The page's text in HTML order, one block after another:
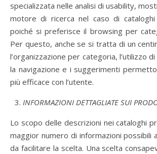
specializzata nelle analisi di usability,
motore di ricerca nel caso di
poiché si preferisce il browsing per
Per questo, anche se si tratta di un
l’organizzazione per categoria, l’utilizzo
la navigazione e i suggerimenti
più efficace con l’utente.
INFORMAZIONI DETTAGLIATE SUI
Lo scopo delle descrizioni nei cataloghi
maggior numero di informazioni possibili
da facilitare la scelta. Una scelta